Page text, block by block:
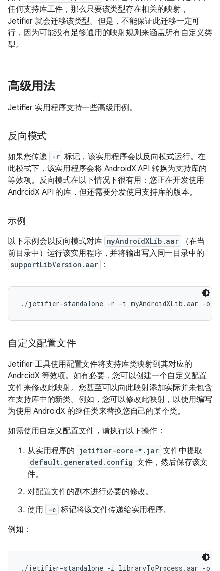
任何支持库工件，那么只要该类型存在相关的映射，
Jetifier 就会迁移该类型。但是，不能保证此迁移一定可
行，因为可能没有足够通用的映射规则来涵盖所有自定义类
型。
高级用法
Jetifier 实用程序支持一些高级用例。
反向模式
如果您传递 -r 标记，该实用程序会以反向模式运行。 在
此模式下，该实用程序会将 AndroidX API 转换为支持库的
等效项。反向模式在以下情况下很有用：您正在开发使用
AndroidX API 的库，但还需要分发使用支持库的版本。
示例
以下示例会以反向模式对库 myAndroidXLib.aar
（在当
前目录中）运行该实用程序，并将输出写入同一目录中的
supportLibVersion.aar ：
自定义配置文件
Jetifier 工具使用配置文件将支持库类映射到其对应的
AndroidX 等效项。如有必要，您可以创建一个自定义配置
文件来修改此映射。您甚至可以向此映射添加实际并未包含
在支持库中的新类。例如，您可以修改此映射，以使用编写
为使用 AndroidX 的继任类来替换您自己的某个类。
如需使用自定义配置文件，请执行以下操作：
从实用程序的 jetifier-core-*.jar 文件中提取
default.generated.config 文件，然后保存该文
件。
对配置文件的副本进行必要的修改。
使用
-c 标记将该文件传递给实用程序。
例如：